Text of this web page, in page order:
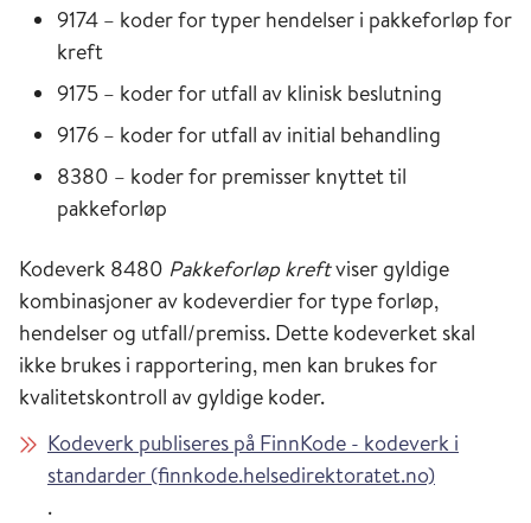
9174 – koder for typer hendelser i pakkeforløp for
kreft
9175 – koder for utfall av klinisk beslutning
9176 – koder for utfall av initial behandling
8380 – koder for premisser knyttet til
pakkeforløp
Kodeverk 8480 Pakkeforløp kreftviser gyldige
kombinasjoner av kodeverdier for type forløp,
hendelser og utfall/premiss. Dette kodeverket skal
ikke brukes i rapportering, men kan brukes for
kvalitetskontroll av gyldige koder.
Kodeverk publiseres på FinnKode - kodeverk i
standarder (finnkode.helsedirektoratet.no)
.